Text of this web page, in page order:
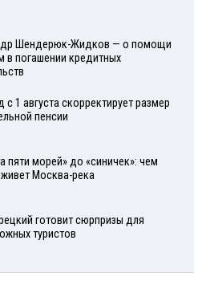
Шендерюк-Жидков — о помощи
в погашении кредитных
1 августа скорректирует размер
пенсии
пяти морей» до «синичек»: чем
Москва-река
готовит сюрпризы для
туристов